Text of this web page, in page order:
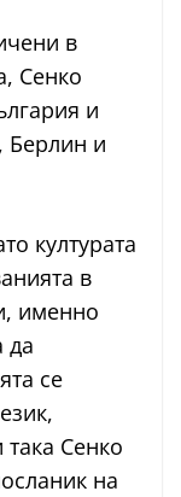
в
Сенко
и
Берлин и
културата
в
именно
да
се
Сенко
на